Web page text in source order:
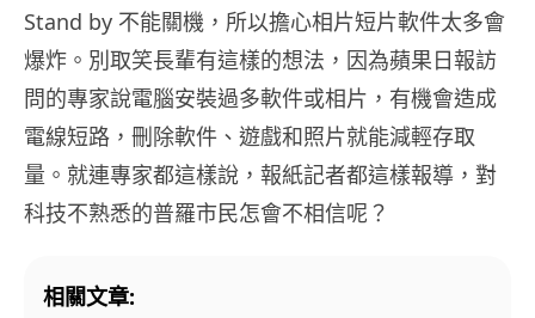
Stand by 不能關機，所以擔心相片短片軟件太多會
爆炸。別取笑長輩有這樣的想法，因為蘋果日報訪
問的專家說電腦安裝過多軟件或相片，有機會造成
電線短路，刪除軟件、遊戲和照片就能減輕存取
量。就連專家都這樣說，報紙記者都這樣報導，對
科技不熟悉的普羅市民怎會不相信呢？
相關文章: